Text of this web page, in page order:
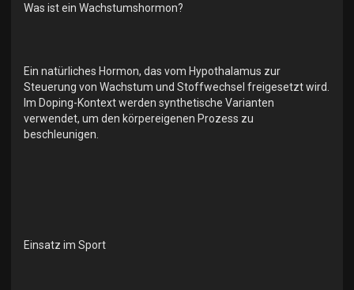
Was ist ein Wachstumshormon?
Ein natürliches Hormon, das vom Hypothalamus zur
Steuerung von Wachstum und Stoffwechsel freigesetzt wird.
Im Doping-Kontext werden synthetische Varianten
verwendet, um den körpereigenen Prozess zu
beschleunigen.
Einsatz im Sport